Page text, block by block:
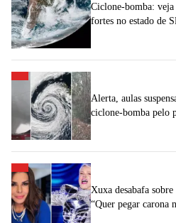
Ciclone-bomba:
fortes no estado de
Alerta, aulas
ciclone-bomba pelo
Xuxa desabafa
“Quer pegar carona